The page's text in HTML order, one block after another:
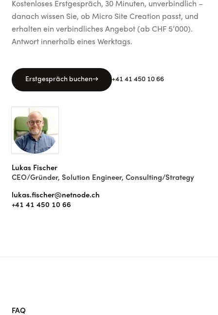
Kostenloses Erstgespräch, 30 Minuten, unverbindlich –
danach wissen Sie, ob Micro Site Creation passt, und
erhalten ein verbindliches Angebot (ab CHF 5’000).
Antwort innerhalb eines Werktags.
Erstgespräch buchen→ +41 41 450 10 66
Lukas Fischer
CEO/Gründer, Solution Engineer, Consulting/Strategy
lukas.fischer@netnode.ch
+41 41 450 10 66
FAQ